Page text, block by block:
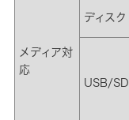
メディア対
応
ディスク
USB/SD